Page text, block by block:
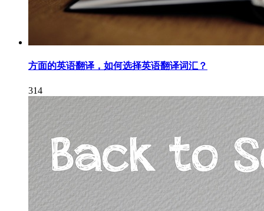
方面的英语翻译，如何选择英语翻译词汇？
314